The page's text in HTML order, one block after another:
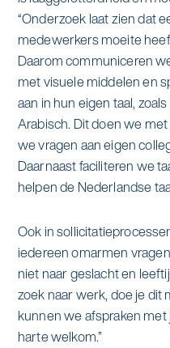
“Onderzoek laat zien dat
medewerkers moeite
Daarom communiceren
met visuele middelen en
aan in hun eigen taal,
Arabisch. Dit doen we
we vragen aan eigen
Daarnaast faciliteren we
helpen de Nederlandse
Ook in
iedereen omarmen
niet naar geslacht en
zoek naar werk, doe je dit
kunnen we afspraken met
harte welkom.”